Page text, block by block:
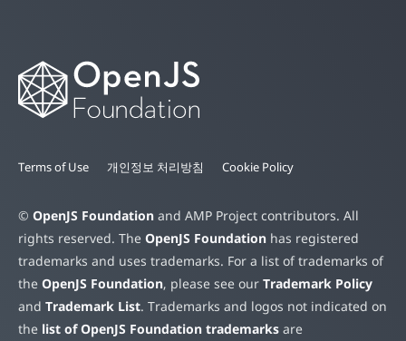
Terms of Use 개인정보 처리방침 Cookie Policy
© OpenJS Foundation and AMP Project contributors. All
rights reserved. The OpenJS Foundation has registered
trademarks and uses trademarks. For a list of trademarks of
the OpenJS Foundation, please see our Trademark Policy
and Trademark List. Trademarks and logos not indicated on
the list of OpenJS Foundation trademarks are